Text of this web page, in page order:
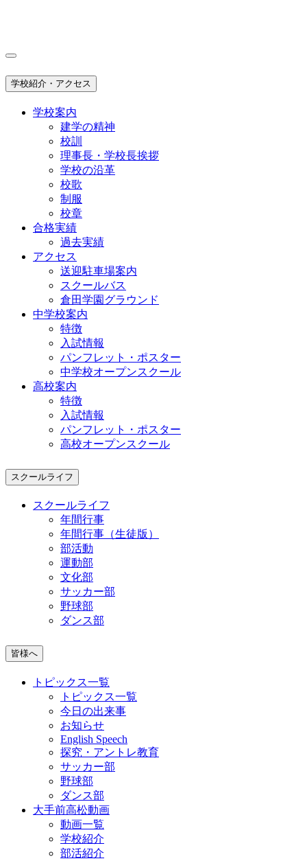
学校紹介・アクセス
学校案内
建学の精神
校訓
理事長・学校長挨拶
学校の沿革
校歌
制服
校章
合格実績
過去実績
アクセス
送迎駐車場案内
スクールバス
倉田学園グラウンド
中学校案内
特徴
入試情報
パンフレット・ポスター
中学校オープンスクール
高校案内
特徴
入試情報
パンフレット・ポスター
高校オープンスクール
スクールライフ
スクールライフ
年間行事
年間行事（生徒版）
部活動
運動部
文化部
サッカー部
野球部
ダンス部
皆様へ
トピックス一覧
トピックス一覧
今日の出来事
お知らせ
English Speech
探究・アントレ教育
サッカー部
野球部
ダンス部
大手前高松動画
動画一覧
学校紹介
部活紹介